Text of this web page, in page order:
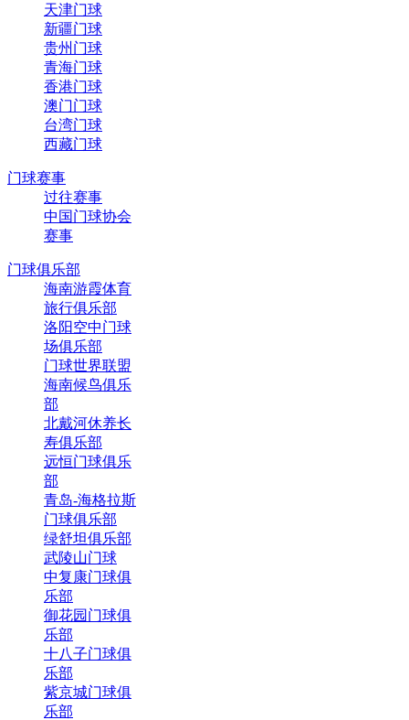
天津门球
新疆门球
贵州门球
青海门球
香港门球
澳门门球
台湾门球
西藏门球
门球赛事
过往赛事
中国门球协会
赛事
门球俱乐部
海南游霞体育
旅行俱乐部
洛阳空中门球
场俱乐部
门球世界联盟
海南候鸟俱乐
部
北戴河休养长
寿俱乐部
远恒门球俱乐
部
青岛-海格拉斯
门球俱乐部
绿舒坦俱乐部
武陵山门球
中复康门球俱
乐部
御花园门球俱
乐部
十八子门球俱
乐部
紫京城门球俱
乐部